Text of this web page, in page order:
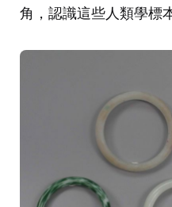
角，認識這些人類學標本